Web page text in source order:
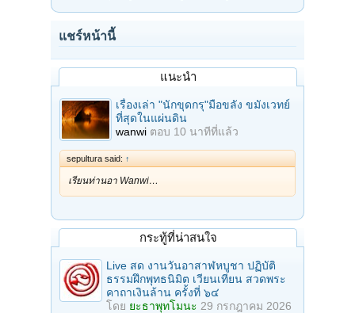
แชร์หน้านี้
แนะนำ
เรื่องเล่า "นักขุดกรุ"มือขลัง ขมังเวทย์
ที่สุดในแผ่นดิน
wanwi ตอบ 10 นาทีที่แล้ว
sepultura said: ↑
เรียนท่านอา Wanwi…
กระทู้ที่น่าสนใจ
Live สด งานวันอาสาฬหบูชา ปฏิบัติ
ธรรมฝึกพุทธนิมิต เวียนเทียน สวดพระ
คาถาเงินล้าน ครั้งที่ ๖๔
โดย ยะธาพุทโมนะ 29 กรกฎาคม 2026